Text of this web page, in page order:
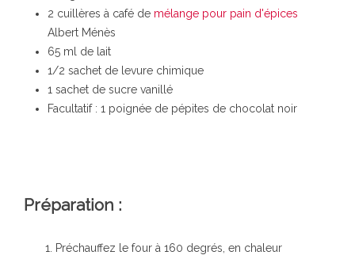
2 cuillères à café de mélange pour pain d'épices
Albert Ménès
65 ml de lait
1/2 sachet de levure chimique
1 sachet de sucre vanillé
Facultatif : 1 poignée de pépites de chocolat noir
Préparation :
Préchauffez le four à 160 degrés, en chaleur